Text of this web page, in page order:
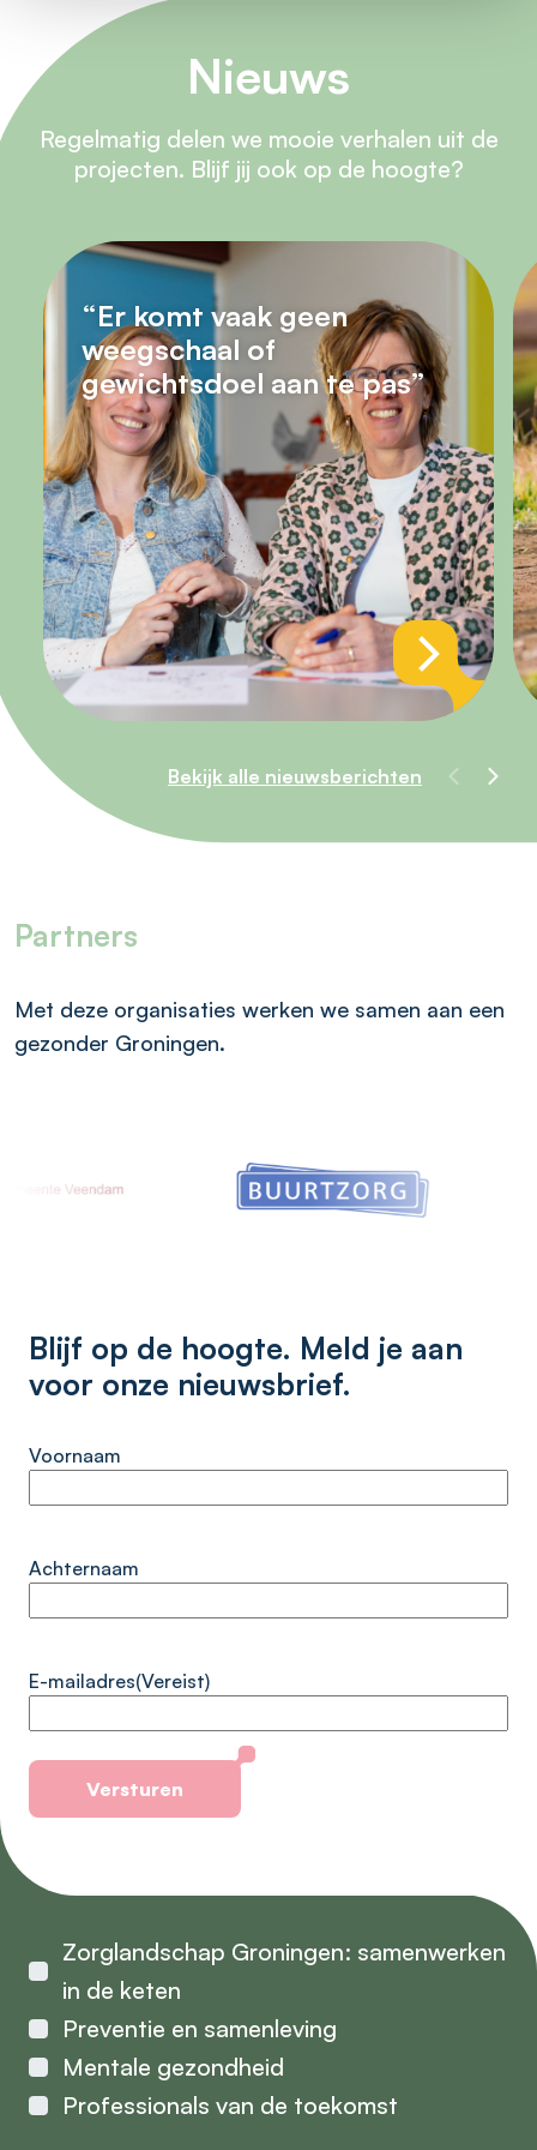
Nieuws
Regelmatig delen we mooie verhalen uit de
projecten. Blijf jij ook op de hoogte?
“Er komt vaak geen
weegschaal of
gewichtsdoel aan te pas”
Bekijk alle nieuwsberichten
Partners
Met deze organisaties werken we samen aan een
gezonder Groningen.
Blijf op de hoogte. Meld je aan
voor onze nieuwsbrief.
Voornaam
Achternaam
E-mailadres(Vereist)
Versturen
Zorglandschap Groningen: samenwerken
in de keten
Preventie en samenleving
Mentale gezondheid
Professionals van de toekomst